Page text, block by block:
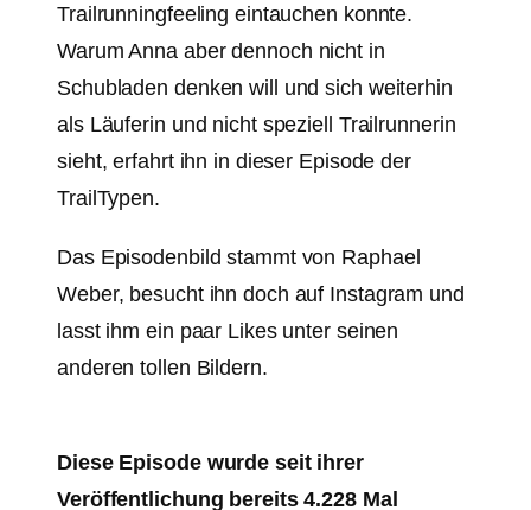
Trailrunningfeeling eintauchen konnte.
Warum Anna aber dennoch nicht in
Schubladen denken will und sich weiterhin
als Läuferin und nicht speziell Trailrunnerin
sieht, erfahrt ihn in dieser Episode der
TrailTypen.
Das Episodenbild stammt von Raphael
Weber, besucht ihn doch auf Instagram und
lasst ihm ein paar Likes unter seinen
anderen tollen Bildern.
Diese Episode wurde seit ihrer
Veröffentlichung bereits 4.228 Mal